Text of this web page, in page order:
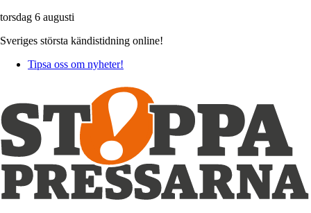
torsdag 6 augusti
Sveriges största kändistidning online!
Tipsa oss om nyheter!